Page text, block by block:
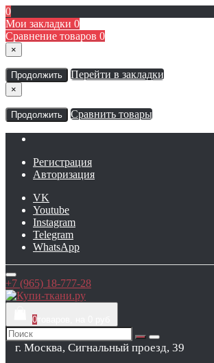
0
Мои закладки 0
Сравнение товаров 0
×
Продолжить Перейти в закладки
×
Продолжить Сравнить товары
Регистрация
Авторизация
VK
Youtube
Instagram
Telegram
WhatsApp
+7 (965) 18-777-28
0
г. Москва, Сигнальный проезд, 39